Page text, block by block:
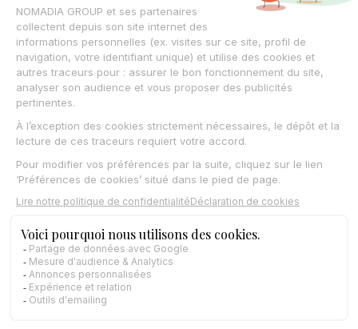
Nos Clients
Nos Experts
Nos produits
Coredinate
Field Service
Gazoleen
Nomadia Delivery
Nomadia Protect
OpenPharma
Synchroteam
Nomadia Territory Manager
Nomadia TourSolver
MobileDev et Fi360
Withtime